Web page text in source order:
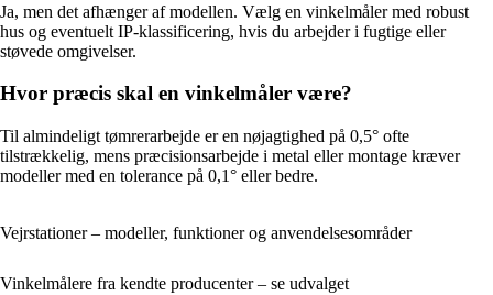
Ja, men det afhænger af modellen. Vælg en vinkelmåler med robust
hus og eventuelt IP-klassificering, hvis du arbejder i fugtige eller
støvede omgivelser.
Hvor præcis skal en vinkelmåler være?
Til almindeligt tømrerarbejde er en nøjagtighed på 0,5° ofte
tilstrækkelig, mens præcisionsarbejde i metal eller montage kræver
modeller med en tolerance på 0,1° eller bedre.
Vejrstationer – modeller, funktioner og anvendelsesområder
Vinkelmålere fra kendte producenter – se udvalget